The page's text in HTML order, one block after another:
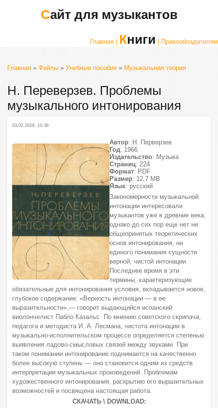
Сайт для музыкантов
Главная | Книги | Правообладателям
Главная » Файлы » Учебные пособия » Музыкальная теория
Н. Переверзев. Проблемы
музыкального интонирования
03.02.2018, 10:38
Автор: Н. Перверзев
Год: 1966
Издательство: Музыка
Страниц: 224
Формат: PDF
Размер: 12,7 МВ
Язык: русский
Закономерности музыкальной
интонации интересовали
музыкантов уже в древние века,
однако до сих пор еще нет ни
общепринятых теоретических
основ интонирования, ни
единого понимания сущности
верной, чистой интонации.
Последнее время в эти
термины, характеризующие
обязательные для интонирования условия, вкладывается новое,
глубокое содержание: «Верность интонации — в ее
выразительности»,— говорит выдающийся испанский
виолончелист Пабло Казальс. По мнению советского скрипача,
педагога и методиста И. А. Лесмана, чистота интонации в
музыкально-исполнительском процессе определяется степенью
выявления ладово-смысловых связей между звуками. При
таком понимании интонирование поднимается на качественно
более высокую ступень — оно становится одним из средств
интерпретации музыкальных произведений. Проблемам
художественного интонирования, раскрытию его выразительных
возможностей и посвящена настоящая работа.
СКАЧАТЬ \ DOWNLOAD: